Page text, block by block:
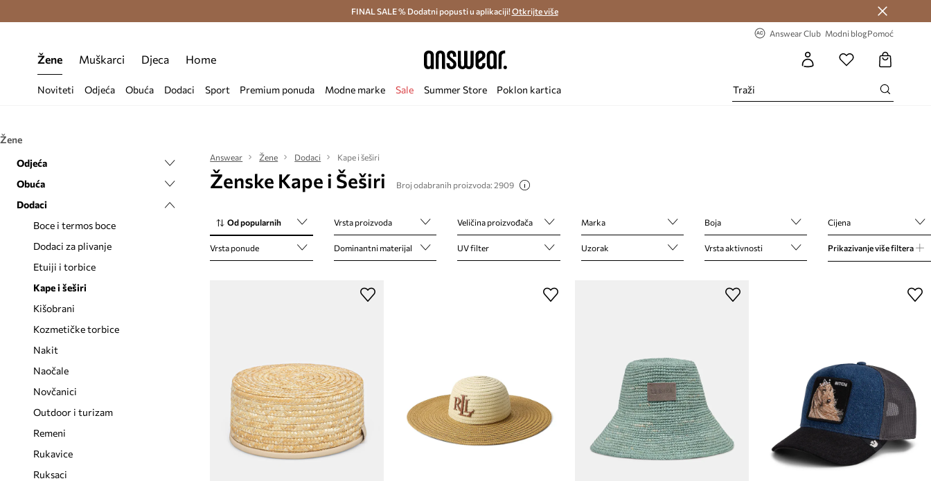
Besplatna dostava i povrat (od 70€) > Dostava u roku 48 sati >
FINAL SALE % Dodatni popusti u aplikaciji!Otkrijte više
Answear Club Modni blogPomoć
Žene Muškarci Djeca Home
Noviteti Odjeća Obuća Dodaci Sport Premium ponuda Modne marke Sale Summer Store Poklon kartica
Žene
Odjeća
Bluze i košulje
Čarape
Donje rublje
Dukserice
Haljine
Hlače i tajice
Jakne
Kaputi
Kombinezoni
Kratke hlače
Kupaći kostimi
Majice i topovi
Njega odjeće
Puloveri
Sakoi i prsluci
Obuća
Balerinke
Čizme
Espadrile
Gumene čizme
Gležnjače
Modne tenisice
Natikače i sandale
Njega obuće
Obuća za trekking
Papuče
Platnene tenisice i tenisice
Poluvisoke cipele i mokasinke
Sportska obuća
Štikle
Dodaci
Boce i termos boce
Dodaci za plivanje
Etuiji i torbice
Kape i šeširi
Kišobrani
Kozmetičke torbice
Nakit
Naočale
Novčanici
Outdoor i turizam
Remeni
Rukavice
Ruksaci
Answear Žene Dodaci Kape i šeširi
Ženske Kape i Šeširi Broj odabranih proizvoda: 2909
Od popularnih Vrsta proizvoda Veličina proizvođača Marka Boja Cijena
Vrsta ponude Dominantni materijal UV filter Uzorak Vrsta aktivnosti Prikazivanje više filtera